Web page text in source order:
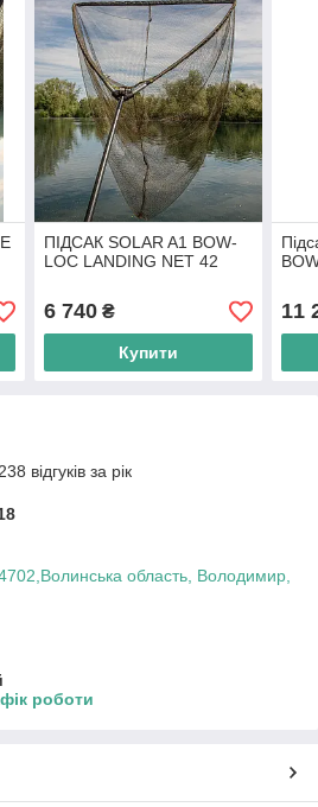
ПІДСАК SOLAR A1 BOW-
LOC LANDING NET 42
6 740₴
Купити
11
відгуків за рік
область, Володимир,
роботи